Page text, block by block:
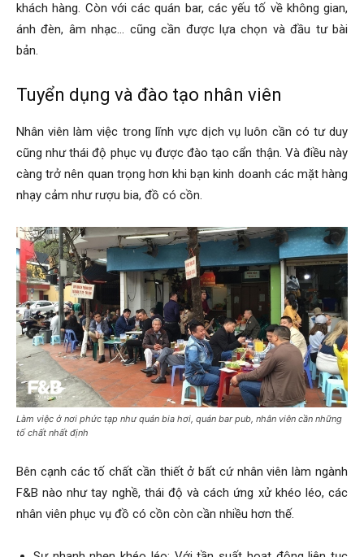
khách hàng. Còn với các quán bar, các yếu tố về không gian,
ánh đèn, âm nhạc… cũng cần được lựa chọn và đầu tư bài
bản.
Tuyển dụng và đào tạo nhân viên
Nhân viên làm việc trong lĩnh vực dịch vụ luôn cần có tư duy
cũng như thái độ phục vụ được đào tạo cẩn thận. Và điều này
càng trở nên quan trọng hơn khi bạn kinh doanh các mặt hàng
nhạy cảm như rượu bia, đồ có cồn.
Làm việc ở nơi phức tạp như quán bia hơi, quán bar pub, nhân viên cần những
tố chất nhất định
Bên cạnh các tố chất cần thiết ở bất cứ nhân viên làm ngành
F&B nào như tay nghề, thái độ và cách ứng xử khéo léo, các
nhân viên phục vụ đồ có cồn còn cần nhiều hơn thế.